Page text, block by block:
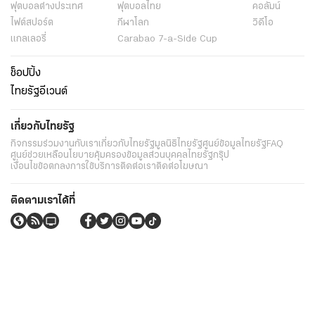
ฟุตบอลต่่างประเทศ ฟุตบอลไทย
คอลัมน์
ไฟต์สปอร์ต
กีฬาโลก
วิดีโอ
แกลเลอรี่
Carabao 7-a-Side Cup
ช็อปปิ้ง
ไทยรัฐอีเวนต์
เกี่ยวกับไทยรัฐ
กิจกรรมร่วมงานกับเราเกี่ยวกับไทยรัฐมูลนิธิไทยรัฐศูนย์ข้อมูลไทยรัฐ FAQ
ศูนย์ช่วยเหลือนโยบายคุ้มครองข้อมูลส่วนบุคคลไทยรัฐกรุ๊ป
เงื่อนไขข้อตกลงการใช้บริการติดต่อเราติดต่อโฆษณา
ติดตามเราได้ที่